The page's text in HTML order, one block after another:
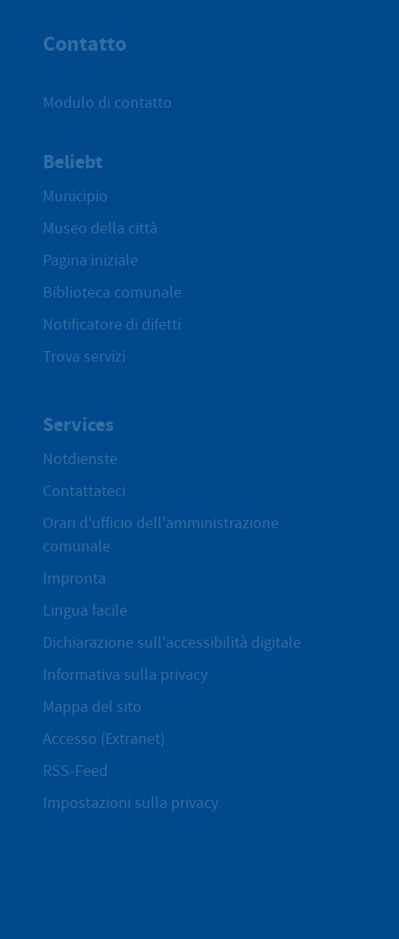
Contatto
Modulo di contatto
Beliebt
Municipio
Museo della città
Pagina iniziale
Biblioteca comunale
Notificatore di difetti
Trova servizi
Services
Notdienste
Contattateci
Orari d'ufficio dell'amministrazione
comunale
Impronta
Lingua facile
Dichiarazione sull'accessibilità digitale
Informativa sulla privacy
Mappa del sito
Accesso (Extranet)
RSS-Feed
Impostazioni sulla privacy